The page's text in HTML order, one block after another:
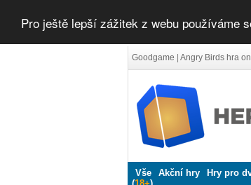
Pro ještě lepší zážitek z webu používáme
Goodgame Angry Birds hra
Vše Akční hry Hry pro